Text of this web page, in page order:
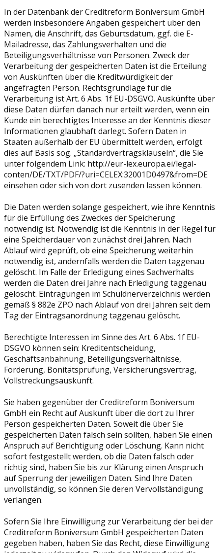
In der Datenbank der Creditreform Boniversum GmbH
werden insbesondere Angaben gespeichert über den
Namen, die Anschrift, das Geburtsdatum, ggf. die E-
Mailadresse, das Zahlungsverhalten und die
Beteiligungsverhältnisse von Personen. Zweck der
Verarbeitung der gespeicherten Daten ist die Erteilung
von Auskünften über die Kreditwürdigkeit der
angefragten Person. Rechtsgrundlage für die
Verarbeitung ist Art. 6 Abs. 1f EU-DSGVO. Auskünfte über
diese Daten dürfen danach nur erteilt werden, wenn ein
Kunde ein berechtigtes Interesse an der Kenntnis dieser
Informationen glaubhaft darlegt. Sofern Daten in
Staaten außerhalb der EU übermittelt werden, erfolgt
dies auf Basis sog. „Standardvertragsklauseln“, die Sie
unter folgendem Link: http://eur-lex.europa.ei/legal-
conten/DE/TXT/PDF/?uri=CELEX:32001D0497&from=DE
einsehen oder sich von dort zusenden lassen können.
Die Daten werden solange gespeichert, wie ihre Kenntnis
für die Erfüllung des Zweckes der Speicherung
notwendig ist. Notwendig ist die Kenntnis in der Regel für
eine Speicherdauer von zunächst drei Jahren. Nach
Ablauf wird geprüft, ob eine Speicherung weiterhin
notwendig ist, andernfalls werden die Daten taggenau
gelöscht. Im Falle der Erledigung eines Sachverhalts
werden die Daten drei Jahre nach Erledigung taggenau
gelöscht. Eintragungen im Schuldnerverzeichnis werden
gemäß § 882e ZPO nach Ablauf von drei Jahren seit dem
Tag der Eintragsanordnung taggenau gelöscht.
Berechtigte Interessen im Sinne des Art. 6 Abs. 1f EU-
DSGVO können sein: Kreditentscheidung,
Geschäftsanbahnung, Beteiligungsverhältnisse,
Forderung, Bonitätsprüfung, Versicherungsvertrag,
Vollstreckungsauskunft.
Sie haben gegenüber der Creditreform Boniversum
GmbH ein Recht auf Auskunft über die dort zu Ihrer
Person gespeicherten Daten. Soweit die über Sie
gespeicherten Daten falsch sein sollten, haben Sie einen
Anspruch auf Berichtigung oder Löschung. Kann nicht
sofort festgestellt werden, ob die Daten falsch oder
richtig sind, haben Sie bis zur Klärung einen Anspruch
auf Sperrung der jeweiligen Daten. Sind Ihre Daten
unvollständig, so können Sie deren Vervollständigung
verlangen.
Sofern Sie Ihre Einwilligung zur Verarbeitung der bei der
Creditreform Boniversum GmbH gespeicherten Daten
gegeben haben, haben Sie das Recht, diese Einwilligung